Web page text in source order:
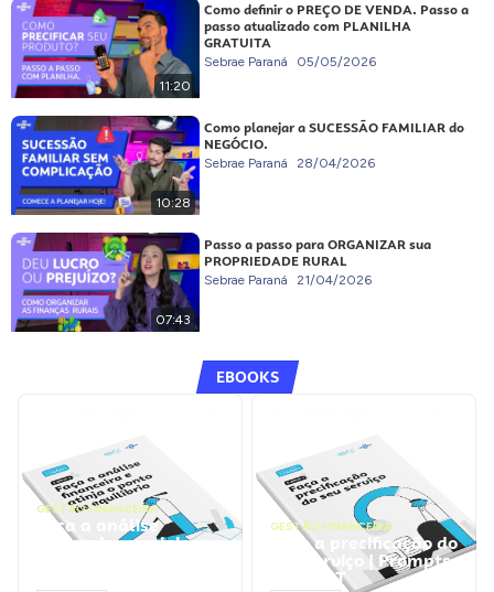
11:20
Como definir o PREÇO DE VENDA. Passo a
passo atualizado com PLANILHA
GRATUITA
Sebrae Paraná 05/05/2026
10:28
Como planejar a SUCESSÃO FAMILIAR do
NEGÓCIO.
Sebrae Paraná 28/04/2026
07:43
Passo a passo para ORGANIZAR sua
PROPRIEDADE RURAL
Sebrae Paraná 21/04/2026
EBOOKS
GESTÃO FINANCEIRA
Faça a análise
financeira e atinja o
GESTÃO FINANCEIRA
Faça a precificação do
seu serviço | Prompts
ChatGPT